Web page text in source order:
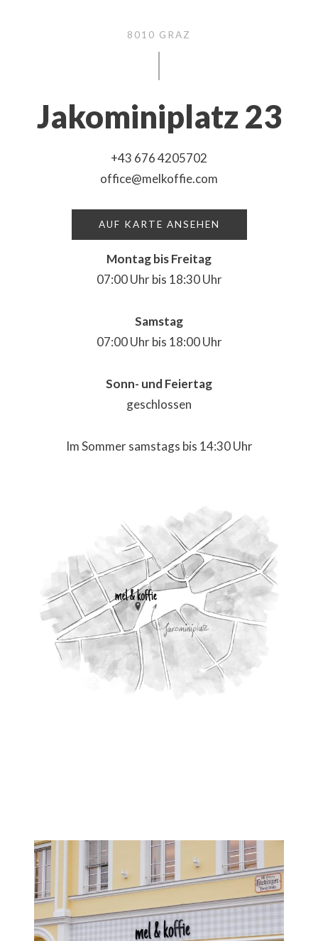
8010 GRAZ
Jakominiplatz 23
+43 676 4205702
office@melkoffie.com
AUF KARTE ANSEHEN
Montag bis Freitag
07:00 Uhr bis 18:30 Uhr
Samstag
07:00 Uhr bis 18:00 Uhr
Sonn- und Feiertag
geschlossen
Im Sommer samstags bis 14:30 Uhr